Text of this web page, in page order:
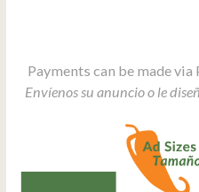
Payments can be made
Envíenos su anuncio o le